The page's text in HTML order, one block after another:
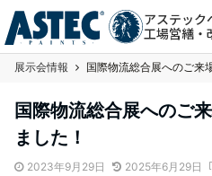
アステック
工場営繕・
展示会情報 国際物流総合展へのご来
国際物流総合展へのご
ました！
2023年9月29日 2025年6月29日